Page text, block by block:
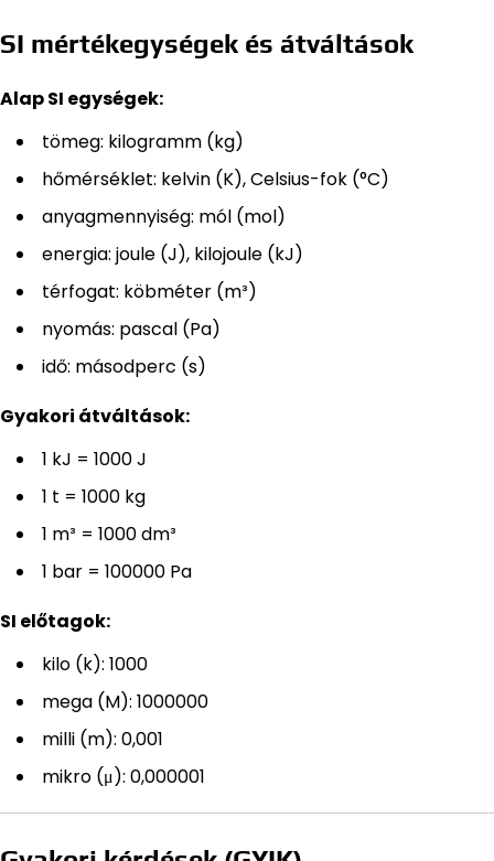
SI mértékegységek és átváltások
Alap SI egységek:
tömeg: kilogramm (kg)
hőmérséklet: kelvin (K), Celsius-fok (°C)
anyagmennyiség: mól (mol)
energia: joule (J), kilojoule (kJ)
térfogat: köbméter (m³)
nyomás: pascal (Pa)
idő: másodperc (s)
Gyakori átváltások:
1 kJ = 1000 J
1 t = 1000 kg
1 m³ = 1000 dm³
1 bar = 100000 Pa
SI előtagok:
kilo (k): 1000
mega (M): 1000000
milli (m): 0,001
mikro (μ): 0,000001